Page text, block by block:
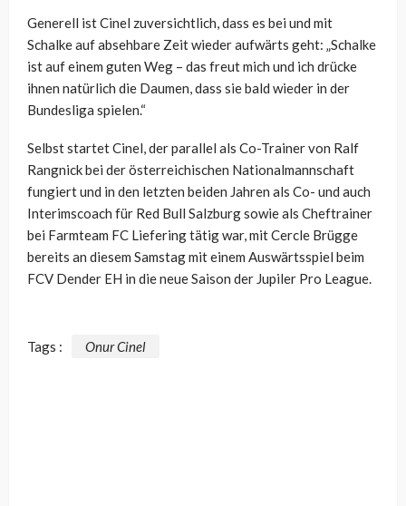
Generell ist Cinel zuversichtlich, dass es bei und mit
Schalke auf absehbare Zeit wieder aufwärts geht: „Schalke
ist auf einem guten Weg – das freut mich und ich drücke
ihnen natürlich die Daumen, dass sie bald wieder in der
Bundesliga spielen.“
Selbst startet Cinel, der parallel als Co-Trainer von Ralf
Rangnick bei der österreichischen Nationalmannschaft
fungiert und in den letzten beiden Jahren als Co- und auch
Interimscoach für Red Bull Salzburg sowie als Cheftrainer
bei Farmteam FC Liefering tätig war, mit Cercle Brügge
bereits an diesem Samstag mit einem Auswärtsspiel beim
FCV Dender EH in die neue Saison der Jupiler Pro League.
Tags : Onur Cinel